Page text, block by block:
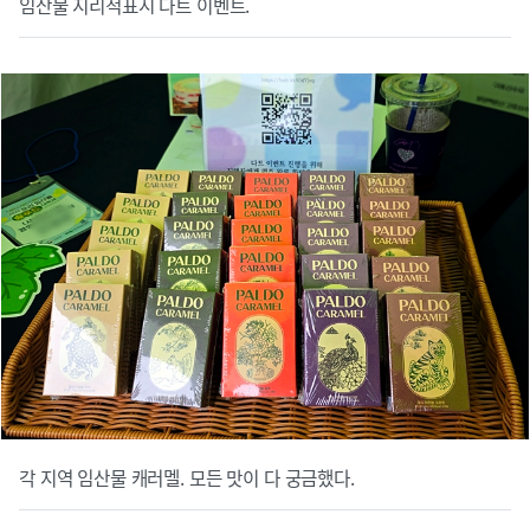
각 지역 임산물 캐러멜. 모든 맛이 다 궁금했다.